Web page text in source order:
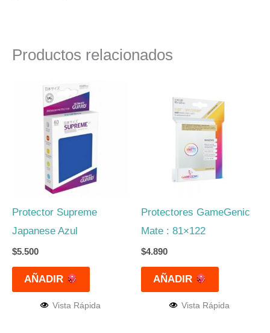
Productos relacionados
Protector Supreme
Japanese Azul
$5.500
AÑADIR
Vista Rápida
Protectores GameGenic
Mate : 81×122
$4.890
AÑADIR
Vista Rápida